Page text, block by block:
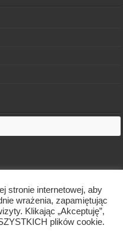
stronie internetowej, aby
wrażenia, zapamiętując
Klikając „Akceptuję”,
plików cookie.